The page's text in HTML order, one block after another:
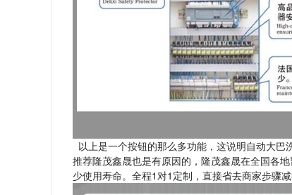
以上是一个按钮的那么多功能，这说明自动大
推荐隆茂鑫晟也是有原因的，隆茂鑫晟在全国各
少使用寿命。全程1对1定制，直接省去商家步骤